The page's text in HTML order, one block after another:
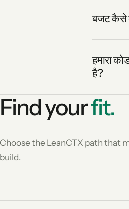
बजट कैसे
हमारा
है?
Find yourfit.
Choose the LeanCTX path that
build.